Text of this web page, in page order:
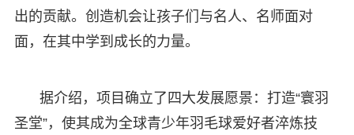
出的贡献。创造机会让孩子们与名人、名师面对
面，在其中学到成长的力量。
据介绍，项目确立了四大发展愿景：打造“寰羽
圣堂”，使其成为全球青少年羽毛球爱好者淬炼技